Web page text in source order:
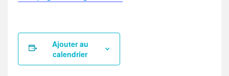
Ajouter au
calendrier